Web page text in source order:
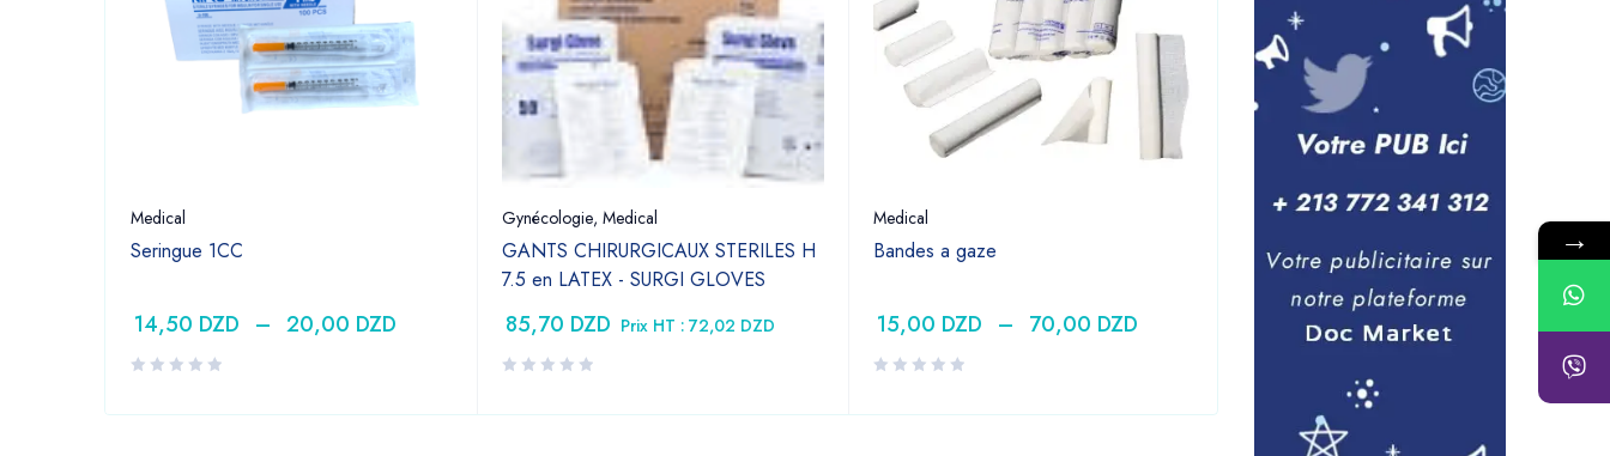
Medical
Seringue 1CC
14,50 DZD – 20,00 DZD
Gynécologie, Medical
GANTS CHIRURGICAUX STERILES H
7.5 en LATEX - SURGI GLOVES
85,70 DZD Prix HT : 72,02 DZD
Medical
Bandes a gaze
15,00 DZD – 70,00 DZD
Laboratoire,Medical
Seringue 10CC PRONTO
24,79DZD Prix HT :20,83
→